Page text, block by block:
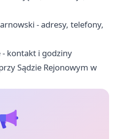
- adresy, telefony,
- kontakt i godziny
Sądzie Rejonowym w